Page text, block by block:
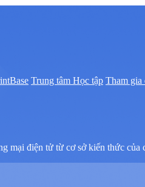
Trung tâm Học tập Tham gia
mại điện tử từ cơ sở kiến thức của